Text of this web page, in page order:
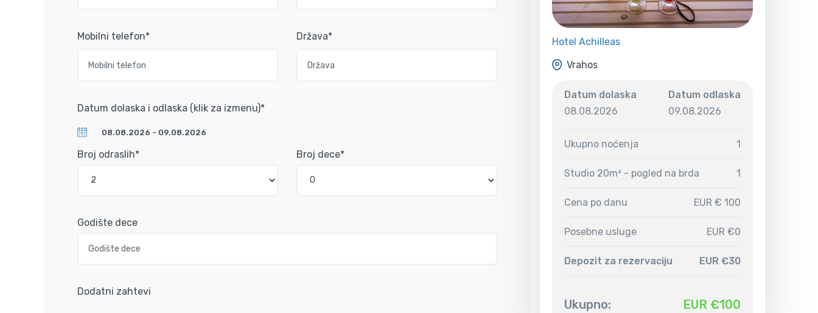
Mobilni telefon* Država*
Datum dolaska i odlaska (klik za izmenu)*
Broj odraslih* Broj dece*
Godište dece
Dodatni zahtevi
Hotel Achilleas
Vrahos
Datum dolaska
08.08.2026
Datum odlaska
09.08.2026
Ukupno noćenja 1
Studio 20m² - pogled na brda 1
Cena po danu EUR € 100
Posebne usluge EUR €0
Depozit za rezervaciju EUR €30
Ukupno: EUR €100